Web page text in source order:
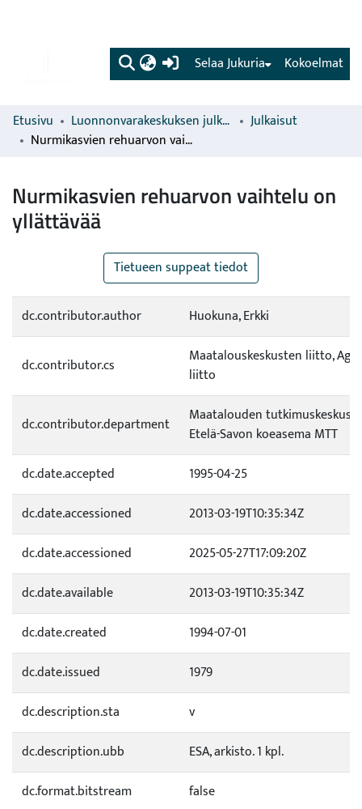
(current) Kokoelmat
Selaa Jukuria
Etusivu Luonnonvarakeskuksen julkaisut
Julkaisut
Nurmikasvien rehuarvon vaihtelu on yllättävää
Nurmikasvien rehuarvon vaihtelu on
yllättävää
Tietueen suppeat tiedot
dc.contributor.author Huokuna, Erkki
dc.contributor.cs
Maatalouskeskusten liitto,
liitto
dc.contributor.department
Maatalouden tutkimuskeskus
Etelä-Savon koeasema MTT
dc.date.accepted
1995-04-25
dc.date.accessioned
2013-03-19T10:35:34Z
dc.date.accessioned
2025-05-27T17:09:20Z
dc.date.available
2013-03-19T10:35:34Z
dc.date.created
1994-07-01
dc.date.issued
1979
dc.description.sta
v
dc.description.ubb
ESA, arkisto. 1 kpl.
dc.format.bitstream
false